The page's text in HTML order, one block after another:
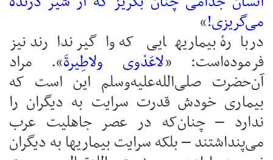
می‌گریزی!»
دربارهٔ بیماریهایی که واگیر ندارند نیز
فرموده‌است: «لاعَدْوی ولاطِیرةَ». مراد
آن‌حضرت صلی‌الله‌علیه‌وسلم این است که
بیماری خودش قدرت سرایت به دیگران را
ندارد – چنان‌که در عصر جاهلیت عرب
می‌پنداشتند – بلکه سرایت بیماریها به دیگران